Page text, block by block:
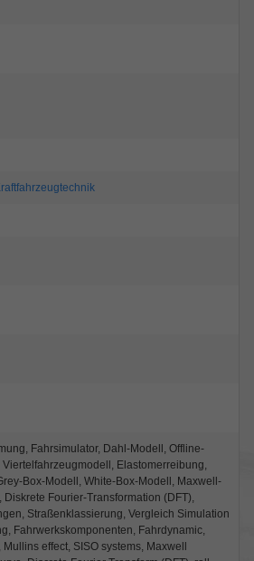
Fahrsimulator, Dahl-Modell, Offline-
Elastomerreibung,
Box-Modell, White-Box-Modell, Maxwell-
Fourier-Transformation (DFT),
Straßenklassierung, Vergleich Simulation
Fahrwerkskomponenten, Fahrdynamic,
effect, SISO systems, Maxwell